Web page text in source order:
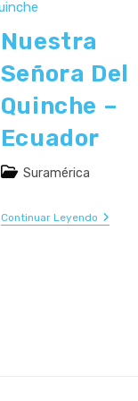
Nuestra
Señora Del
Quinche –
Ecuador
Categoría
entrada:
Suramérica
Continuar LeyendoNuestra